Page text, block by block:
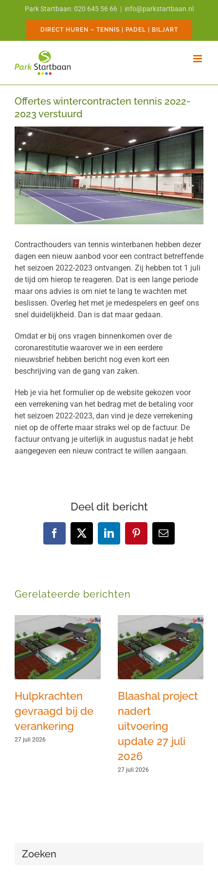
Park Startbaan: 020 645 56 66 | info@parkstartbaan.nl
DIRECT HUREN – TENNIS | PADEL | BILJART
Offertes wintercontracten tennis 2022-
2023 verstuurd
Bekijk
grotere
afbeelding
Contracthouders van tennis winterbanen hebben dezer
dagen een nieuw aanbod voor een contract betreffende
het seizoen 2022-2023 ontvangen. Zij hebben tot 1 juli
de tijd om hierop te reageren. Dat is een lange periode
maar ons advies is om niet te lang te wachten met
beslissen. Overleg het met je medespelers en geef ons
snel duidelijkheid. Dan is dat maar gedaan.
Omdat er bij ons vragen binnenkomen over de
coronarestitutie waarover we in een eerdere
nieuwsbrief hebben bericht nog even kort een
beschrijving van de gang van zaken.
Heb je via het formulier op de website gekozen voor
een verrekening van het bedrag met de betaling voor
het seizoen 2022-2023, dan vind je deze verrekening
niet op de offerte maar straks wel op de factuur. De
factuur ontvang je uiterlijk in augustus nadat je hebt
aangegeven een nieuw contract te willen aangaan.
Deel dit bericht
Facebook
X LinkedInPinterest
E-
mail
Gerelateerde berichten
Hulpkrachten
gevraagd bij de
verankering
27 juli 2026
Blaashal project
nadert
uitvoering
update 27 juli
2026
27 juli 2026
Zoeken